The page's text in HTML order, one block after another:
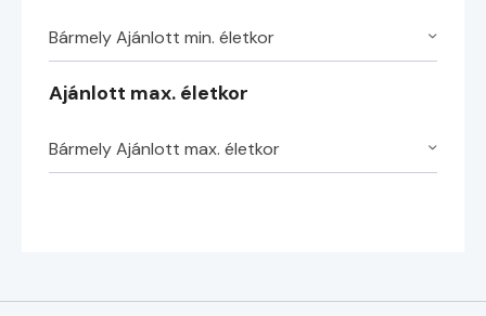
Bármely Ajánlott min. életkor
Ajánlott max. életkor
Bármely Ajánlott max. életkor